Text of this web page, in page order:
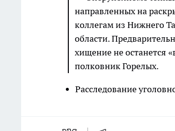
направленных на
коллегам из Нижнего
области.
хищение не останется
полковник Горелых.
Расследование